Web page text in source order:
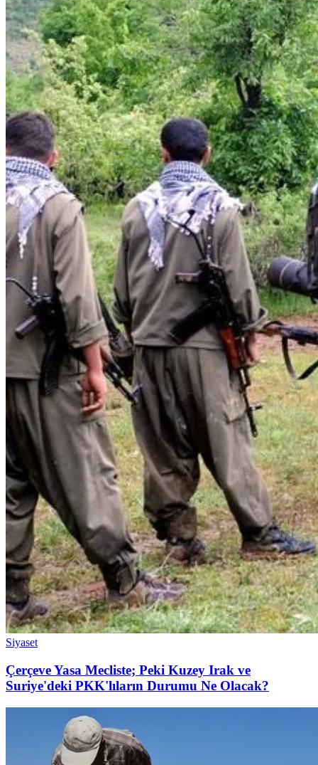
Siyaset
Çerçeve Yasa Mecliste; Peki Kuzey Irak ve
Suriye'deki PKK'lıların Durumu Ne Olacak?